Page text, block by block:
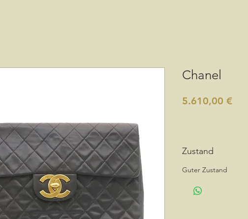
Chanel
5.610,00 €Preis
Zustand
Guter Zustand